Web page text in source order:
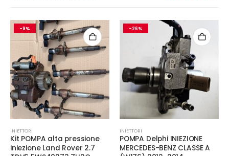
-9%
INIETTORI
Kit POMPA alta pressione
iniezione Land Rover 2.7
-26%
INIETTORI
POMPA Delphi INIEZIONE
MERCEDES-BENZ CLASSE A